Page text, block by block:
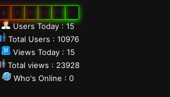
0 1 0 9 7
Users Today : 15
Total Users : 10976
Views Today : 15
Total views : 23928
Who's Online : 0